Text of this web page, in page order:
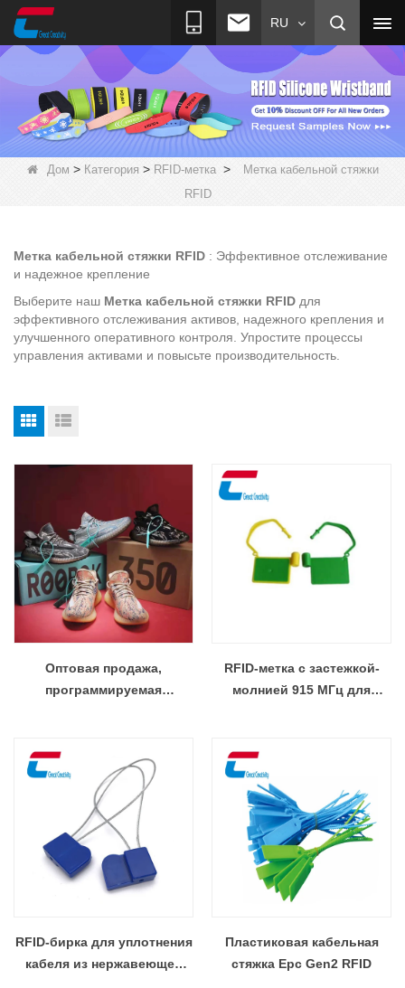
RU
Дом > Категория > RFID-метка>
Метка кабельной стяжки
RFID
Метка кабельной стяжки RFID : Эффективное отслеживание
и надежное крепление
Выберите наш Метка кабельной стяжки RFID для
эффективного отслеживания активов, надежного крепления и
улучшенного оперативного контроля. Упростите процессы
управления активами и повысьте производительность.
Оптовая продажа,
программируемая
вмешательству RFID-бирка
для обуви, RFID-бирка для
кабельной стяжки ABS для
управления обувью
RFID-метка с застежкой-
молнией 915 МГц для
RFID-бирка для уплотнения
кабеля из нержавеющей
Пластиковая кабельная
стяжка Epc Gen2 RFID